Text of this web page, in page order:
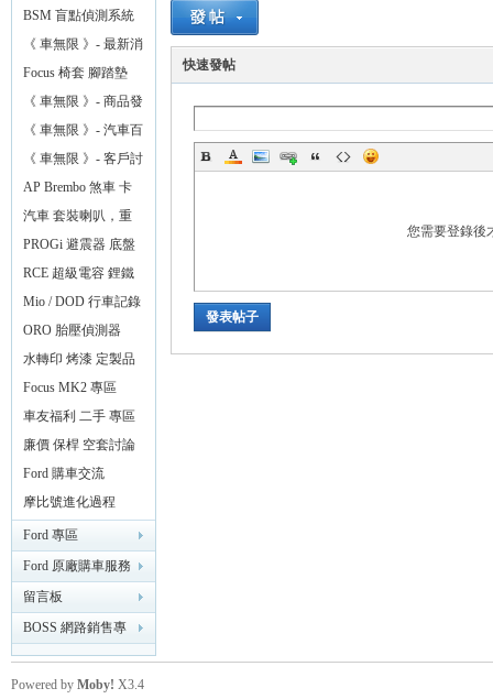
精
品
BSM 盲點偵測系統
鏡片款
《 車無限 》- 最新消
息
Focus 椅套 腳踏墊
《 車無限 》- 商品發
布《 車無限 》- 汽車百
貨《 車無限 》- 客戶討
論區
AP Brembo 煞車 卡
鉗 碟盤
汽車 套裝喇叭，重
低音，擴大機
PROGi 避震器 底盤
改裝
RCE 超級電容 鋰鐵
電池
Mio / DOD 行車記錄
器
ORO 胎壓偵測器
水轉印 烤漆 定製品
專區
Focus MK2 專區
車友福利 二手 專區
廉價 保桿 空套討論
分享區
Ford 購車交流
摩比號進化過程
Ford 專區
Ford 原廠購車服務
專區
留言板
BOSS 網路銷售專
業討論版
快速發帖
您需要登錄後
發表帖子
Powered by Moby! X3.4